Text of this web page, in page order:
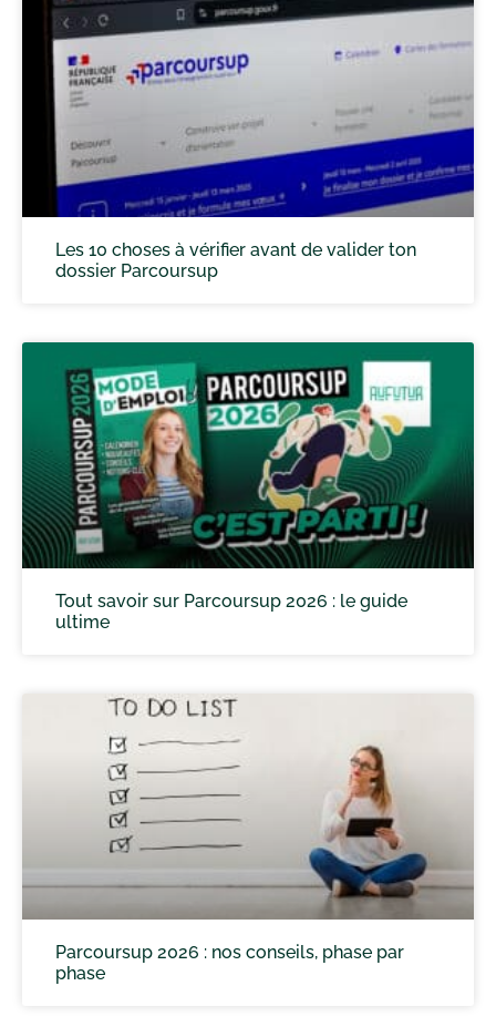
Les 10 choses à vérifier avant de valider ton
dossier Parcoursup
Tout savoir sur Parcoursup 2026 : le guide
ultime
Parcoursup 2026 : nos conseils, phase par
phase